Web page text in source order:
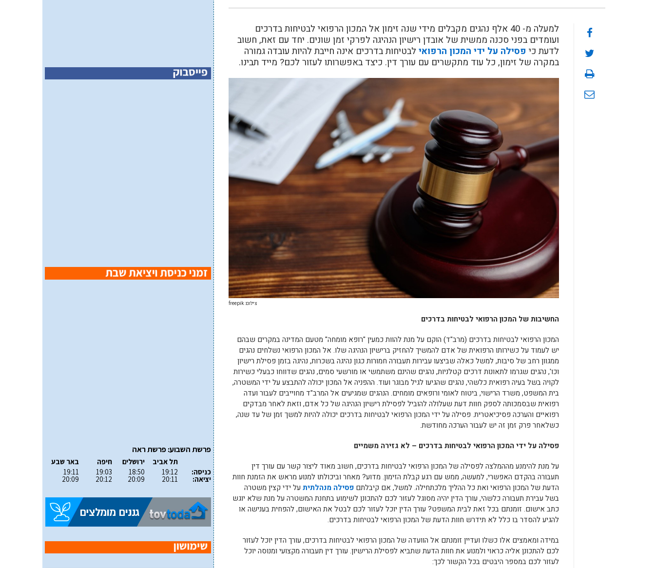
למעלה מ- 40 אלף נהגים מקבלים מידי שנה זימון אל המכון הרפואי לבטיחות בדרכים
ועומדים בפני סכנה ממשית של אובדן רישיון הנהיגה לפרקי זמן שונים. יחד עם זאת, חשוב
לדעת כי פסילה על ידי המכון הרפואי לבטיחות בדרכים אינה חייבת להיות עובדה גמורה
במקרה של זימון, כל עוד מתקשרים עם עורך דין. כיצד באפשרותו לעזור לכם? מייד תבינו.
צילום: freepik
החשיבות של המכון הרפואי לבטיחות בדרכים
המכון הרפואי לבטיחות בדרכים (מרב"ד) הוקם על מנת להוות כמעין "רופא מומחה" מטעם המדינה במקרים שבהם
יש לעמוד על כשירותו הרפואית של אדם להמשיך להחזיק ברישיון הנהיגה שלו. אל המכון הרפואי נשלחים נהגים
ממגוון רחב של סיבות, למשל כאלה שביצעו עבירות תעבורה חמורות כגון נהיגה בשכרות, נהיגה בזמן פסילת רישיון
וכו', נהגים שגרמו לתאונות דרכים קטלניות, נהגים שהינם משתמשי או מורשעי סמים, נהגים שדווחו כבעלי כשירות
לקויה בשל בעיה רפואית כלשהי, נהגים שהגיעו לגיל מבוגר ועוד. ההפניה אל המכון יכולה להתבצע על ידי המשטרה,
בית המשפט, משרד הרישוי, ביטוח לאומי ורופאים מומחים. הנהגים שמגיעים אל המרב"ד מחוייבים לעבור ועדה
רפואית שבסמכותה לספק חוות דעת שעלולה להוביל לפסילת רישיון הנהיגה של כל אדם, וזאת לאחר מבדקים
רפואיים והערכה פסיכיאטרית. פסילה על ידי המכון הרפואי לבטיחות בדרכים יכולה להיות למשך זמן של עד שנה,
כשלאחר פרק זמן זה יש לעבור הערכה מחודשת.
פסילה על ידי המכון הרפואי לבטיחות בדרכים – לא גזירה משמיים
על מנת להימנע מההמלצה לפסילה של המכון הרפואי לבטיחות בדרכים, חשוב מאוד ליצור קשר עם עורך דין
תעבורה בהקדם האפשרי, למעשה, ממש עם רגע קבלת הזימון. מדוע? מאחר וביכולתו למנוע מראש את הזמנת חוות
הדעת של המכון הרפואי ואת כל ההליך מלכתחילה. למשל, אם קיבלתםפסילה מנהלתית על ידי קצין משטרה
בשל עבירת תעבורה כלשהי, עורך הדין יהיה מסוגל לעזור לכם להתכונן לשימוע בתחנת המשטרה על מנת שלא יוגש
כתב אישום. זומנתם בכל זאת לבית המשפט? עורך הדין יוכל לעזור לכם לבטל את האישום, להפחית בענישה או
להגיע להסדר בו כלל לא תידרש חוות הדעת של המכון הרפואי לבטיחות בדרכים.
במידה ומאמצים אלו כשלו ועדיין זומנתם אל הוועדה של המכון הרפואי לבטיחות בדרכים, עורך הדין יוכל לעזור
לכם להתכונן אליה כראוי ולמנוע את חוות הדעת שתביא לפסילת הרישיון. עורך דין תעבורה מקצועי ומנוסה יוכל
לעזור לכם במספר היבטים בכל הקשור לכך:
פרשת השבוע: פרשת ראה
כניסה:
יציאה:
תל אביב
19:12
20:11
ירושלים
18:50
20:09
חיפה
19:03
20:12
באר שבע
19:11
20:09